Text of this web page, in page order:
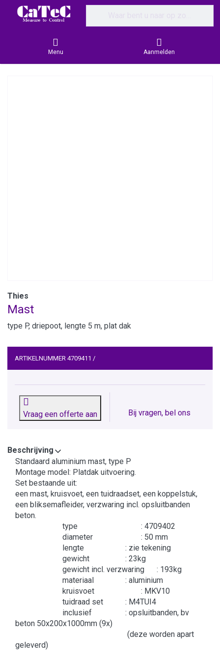
Menu Aanmelden
Thies
Mast
type P, driepoot, lengte 5 m, plat dak
ARTIKELNUMMER 4709411 /
Vraag een offerte aan Bij vragen, bel ons
Beschrijving
Standaard aluminium mast, type P
Montage model: Platdak uitvoering.
Set bestaande uit:
een mast, kruisvoet, een tuidraadset, een koppelstuk,
een bliksemafleider, verzwaring incl. opsluitbanden
beton.
type
: 4709402
diameter
: 50 mm
lengte
: zie tekening
gewicht
: 23kg
gewicht incl. verzwaring
: 193kg
materiaal
: aluminium
kruisvoet
: MKV10
tuidraad set
: M4TUI4
inclusief
: opsluitbanden, bv
beton 50x200x1000mm (9x)
(deze worden apart
geleverd)